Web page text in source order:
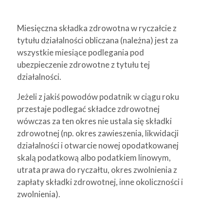
Miesięczna składka zdrowotna w ryczałcie z
tytułu działalności obliczana (należna) jest za
wszystkie miesiące podlegania pod
ubezpieczenie zdrowotne z tytułu tej
działalności.
Jeżeli z jakiś powodów podatnik w ciągu roku
przestaje podlegać składce zdrowotnej
wówczas za ten okres nie ustala się składki
zdrowotnej (np. okres zawieszenia, likwidacji
działalności i otwarcie nowej opodatkowanej
skalą podatkową albo podatkiem linowym,
utrata prawa do ryczałtu, okres zwolnienia z
zapłaty składki zdrowotnej, inne okoliczności i
zwolnienia).